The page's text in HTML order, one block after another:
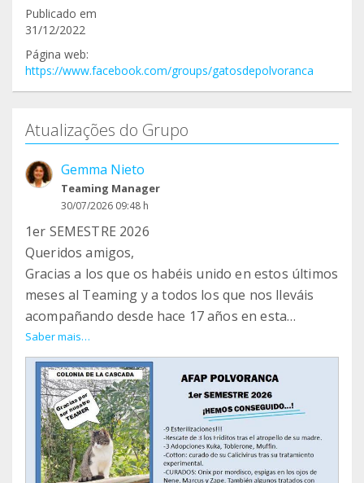
Publicado em
31/12/2022
Página web:
https://www.facebook.com/groups/gatosdepolvoranca
Atualizações do Grupo
Gemma Nieto
Teaming Manager
30/07/2026 09:48 h
1er SEMESTRE 2026
Queridos amigos,
Gracias a los que os habéis unido en estos últimos
meses al Teaming y a todos los que nos lleváis
acompañando desde hace 17 años en esta
maravillosa aventura de proteger a los seres más
olvidados.
Formar parte de esta familia, por solo 1 euro al
mes, tiene un valor enorme. Mucho más grande
de lo que podáis imaginar.
El pequeño (pero GRAN equipo de AFAP) estamos
agradecidos de vuestra colaboración.
Saber mais…